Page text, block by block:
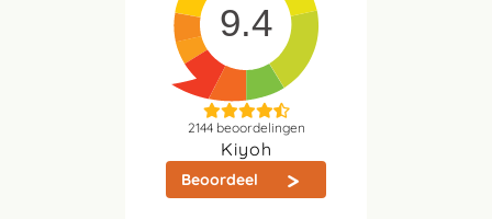
9.4
2144beoordelingen
Kiyoh
Beoordeel